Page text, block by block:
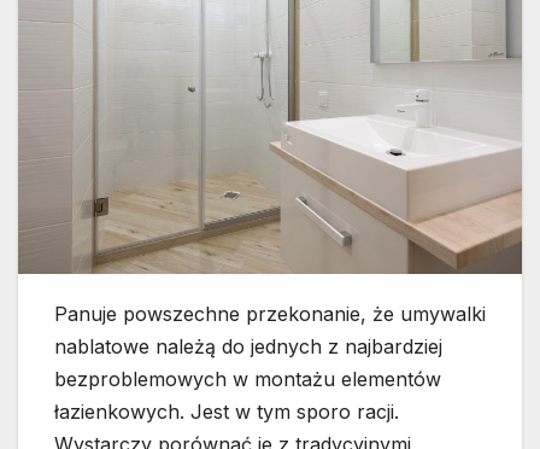
Panuje powszechne przekonanie, że umywalki
nablatowe należą do jednych z najbardziej
bezproblemowych w montażu elementów
łazienkowych. Jest w tym sporo racji.
Wystarczy porównać je z tradycyjnymi